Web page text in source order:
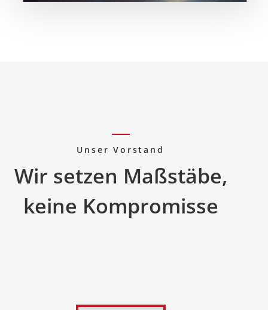
Unser Vorstand
Wir setzen Maßstäbe,
keine Kompromisse